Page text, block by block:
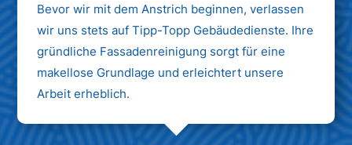
Bevor wir mit dem Anstrich beginnen, verlassen
wir uns stets auf Tipp-Topp Gebäudedienste. Ihre
gründliche Fassadenreinigung sorgt für eine
makellose Grundlage und erleichtert unsere
Arbeit erheblich.